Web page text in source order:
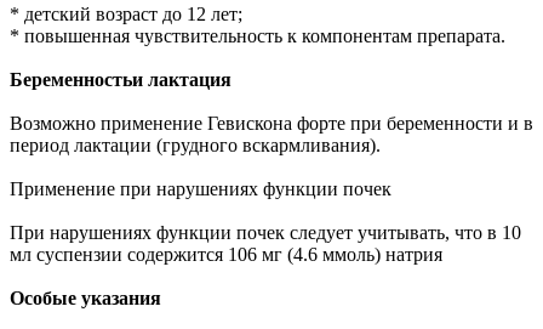
* детский возраст до 12 лет;
* повышенная чувствительность к компонентам препарата.
Беременностьи лактация
Возможно применение Гевискона форте при беременности и в
период лактации (грудного вскармливания).
Применение при нарушениях функции почек
При нарушениях функции почек следует учитывать, что в 10
мл суспензии содержится 106 мг (4.6 ммоль) натрия
Особые указания